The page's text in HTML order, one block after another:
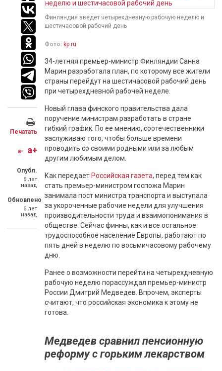
Печатать
a- a+
Опубл.
6 лет
назад
Обновлено
6 лет
назад
Финляндия введет четырехдневную рабочую неделю и
шестичасовой рабочий день
Фото: kp.ru
34-летняя премьер-министр Финляндии Санна
Марин разработала план, по которому все жители
страны перейдут на шестичасовой рабочий день
при четырехдневной рабочей неделе.
Новый глава финского правительства дала
поручение министрам разработать в стране
гибкий график. По ее мнению, соотечественники
заслуживаю того, чтобы больше времени
проводить со своими родными или за любым
другим любимым делом.
Как передает Российская газета, перед тем как
стать премьер-министром госпожа Марин
занимала пост министра транспорта и выступала
за укороченные рабочие недели для улучшения
производительности труда и взаимопонимания в
обществе. Сейчас финны, как и все остальное
трудоспособное население Европы, работают по
пять дней в неделю по восьмичасовому рабочему
дню.
Ранее о возможности перейти на четырехдневную
рабочую неделю порассуждал премьер-министр
России Дмитрий Медведев. Впрочем, эксперты
считают, что российская экономика к этому не
готова.
Медведев сравнил пенсионную
реформу с горьким лекарством